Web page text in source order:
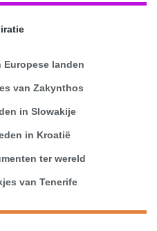
Europese landen
van Zakynthos
in Slowakije
in Kroatië
ter wereld
van Tenerife